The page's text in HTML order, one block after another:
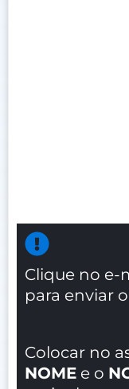
Clique no e-
para enviar
Colocar no
NOME e o